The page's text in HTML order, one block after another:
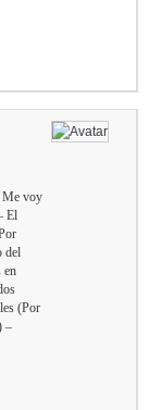
Me voy
El
del
en
(Por
–